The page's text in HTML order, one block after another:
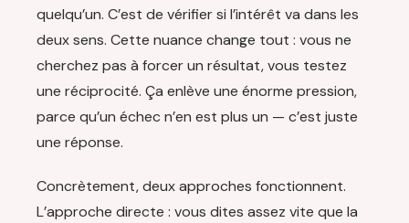
quelqu’un. C’est de vérifier si l’intérêt va dans les
deux sens. Cette nuance change tout : vous ne
cherchez pas à forcer un résultat, vous testez
une réciprocité. Ça enlève une énorme pression,
parce qu’un échec n’en est plus un — c’est juste
une réponse.
Concrètement, deux approches fonctionnent.
L’approche directe : vous dites assez vite que la